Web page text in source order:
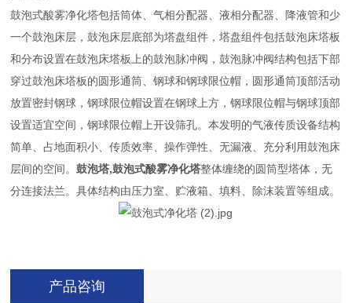
鼓泡式酸雾净化塔包括筒体、气相分配器、液相分配器、降液管和少
一个鼓泡床层，鼓泡床层底部为塔盘组件，塔盘组件包括鼓泡床塔板
和分布设置在鼓泡床塔板上的鼓泡脉冲阀，鼓泡脉冲阀结构包括下部
穿过鼓泡床塔板的圆形通筒、钢球和钢球限位帽，圆形通筒顶部活动
放置密封钢球，钢球限位帽设置在钢球上方，钢球限位帽与钢球顶部
设置适宜空间，钢球限位帽上开设筛孔。本发明的气液传质设备结构
简单、占地面积小、传质效率、操作弹性、无漏液、充分利用鼓泡床
层间的空间。鼓泡塔,鼓泡式酸雾净化塔整体缠绕的圆筒型塔体，无
分连接法兰。具体结构由压力室、贮液箱、填料、除沫装置等组成。
产品咨询